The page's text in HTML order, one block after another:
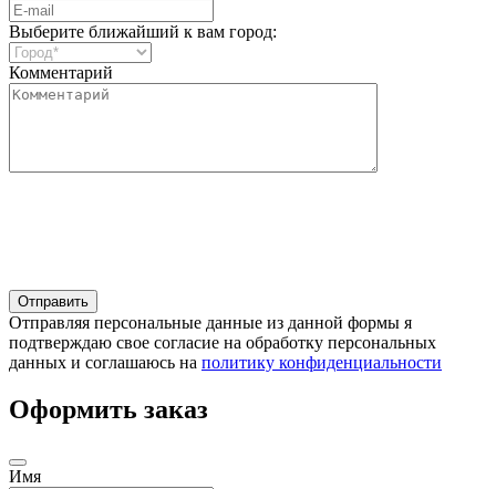
Выберите ближайший к вам город:
Комментарий
Отправляя персональные данные из данной формы я
подтверждаю свое согласие на обработку персональных
данных и соглашаюсь на политику конфиденциальности
Оформить заказ
Имя